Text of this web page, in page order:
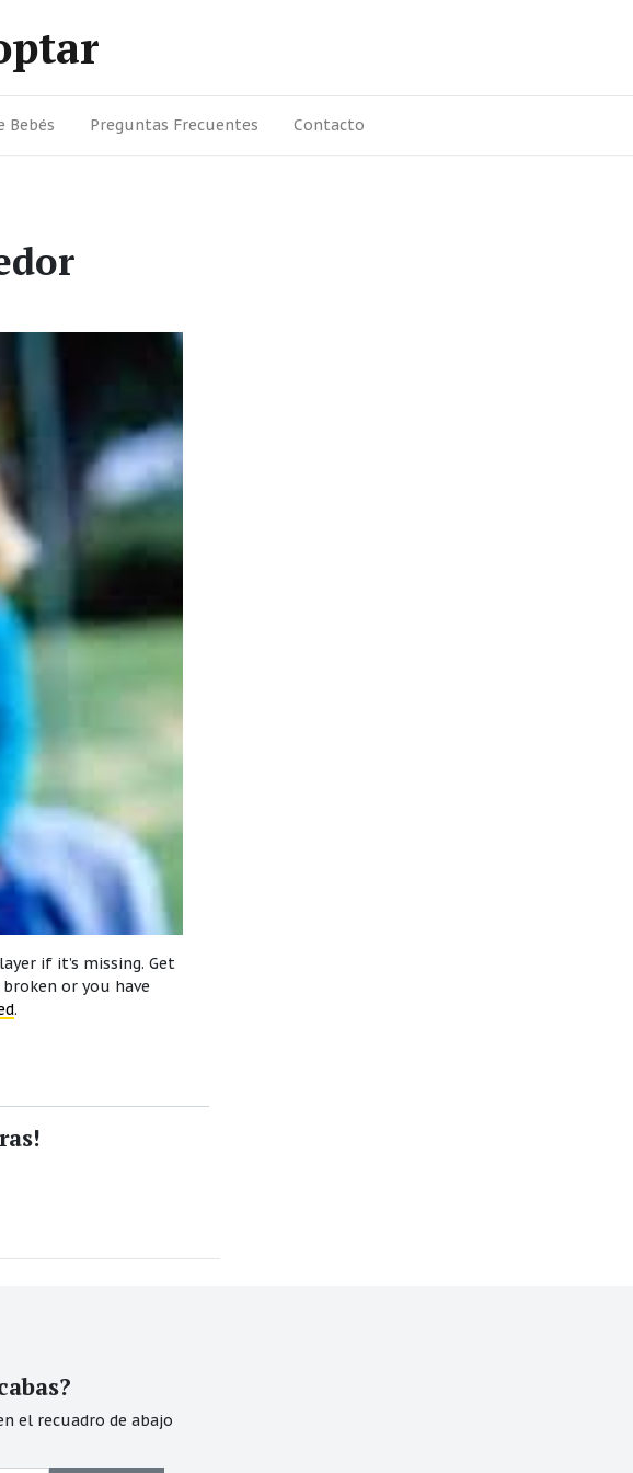
Bebés Preguntas Frecuentes Contacto
if it’s missing. Get
or you have
.
el recuadro de abajo